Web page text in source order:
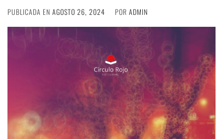
PUBLICADA EN AGOSTO 26, 2024 POR ADMIN